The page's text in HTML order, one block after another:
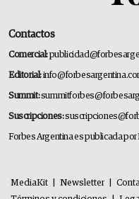
Contactos
Comercial:
Editorial:
Summit:
Suscripciones:
Forbes Argentina es publicada por
MediaKit Newsletter